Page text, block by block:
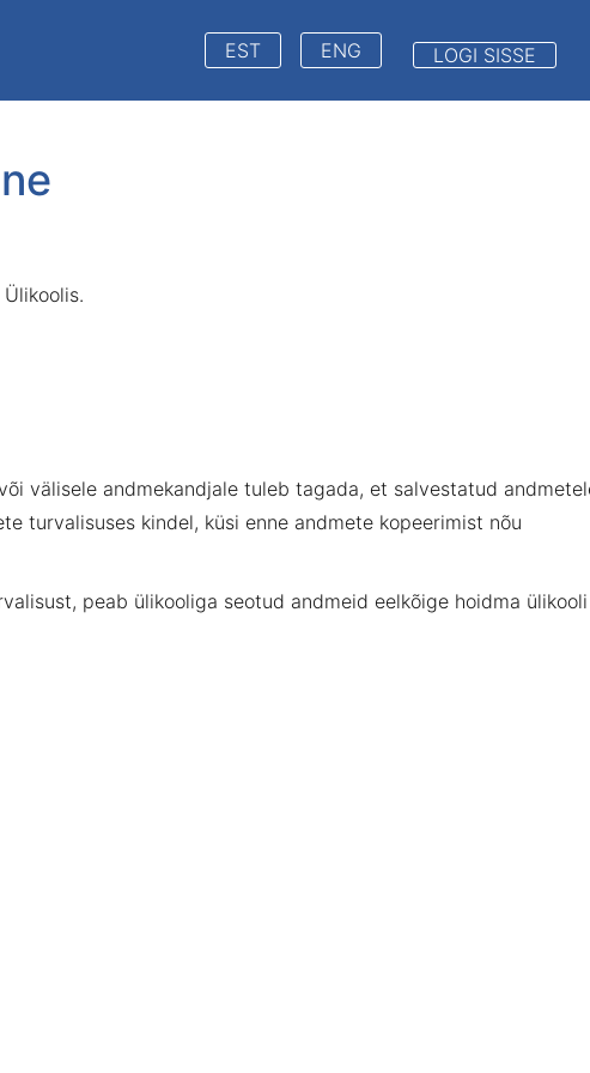
EST ENG LOGI SISSE
välisele andmekandjale tuleb tagada, et salvestatud
turvalisuses kindel, küsi enne andmete kopeerimist nõu
peab ülikooliga seotud andmeid eelkõige hoidma ülikooli